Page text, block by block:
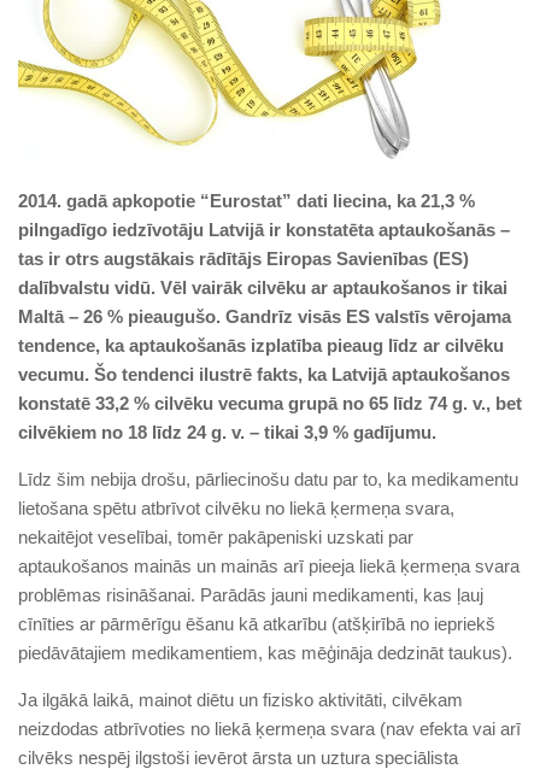
2014. gadā apkopotie “Eurostat” dati liecina, ka 21,3 %
pilngadīgo iedzīvotāju Latvijā ir konstatēta aptaukošanās –
tas ir otrs augstākais rādītājs Eiropas Savienības (ES)
dalībvalstu vidū. Vēl vairāk cilvēku ar aptaukošanos ir tikai
Maltā – 26 % pieaugušo. Gandrīz visās ES valstīs vērojama
tendence, ka aptaukošanās izplatība pieaug līdz ar cilvēku
vecumu. Šo tendenci ilustrē fakts, ka Latvijā aptaukošanos
konstatē 33,2 % cilvēku vecuma grupā no 65 līdz 74 g. v., bet
cilvēkiem no 18 līdz 24 g. v. – tikai 3,9 % gadījumu.
Līdz šim nebija drošu, pārliecinošu datu par to, ka medikamentu
lietošana spētu atbrīvot cilvēku no liekā ķermeņa svara,
nekaitējot veselībai, tomēr pakāpeniski uzskati par
aptaukošanos mainās un mainās arī pieeja liekā ķermeņa svara
problēmas risināšanai. Parādās jauni medikamenti, kas ļauj
cīnīties ar pārmērīgu ēšanu kā atkarību (atšķirībā no iepriekš
piedāvātajiem medikamentiem, kas mēģināja dedzināt taukus).
Ja ilgākā laikā, mainot diētu un fizisko aktivitāti, cilvēkam
neizdodas atbrīvoties no liekā ķermeņa svara (nav efekta vai arī
cilvēks nespēj ilgstoši ievērot ārsta un uztura speciālista